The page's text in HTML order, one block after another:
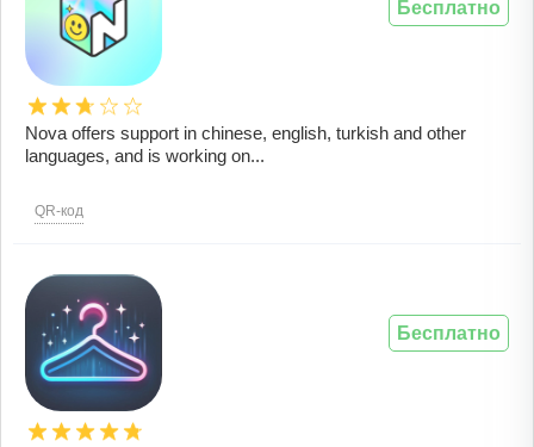
Nova offers support in chinese, english, turkish and other
languages, and is working on...
QR-код
Бесплатно
Бесплатно